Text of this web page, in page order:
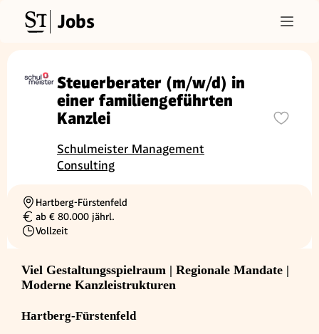
Jobs
Steuerberater (m/w/d) in
einer familiengeführten
Kanzlei
Schulmeister Management
Consulting
Ortschaft
Hartberg-Fürstenfeld
Gehalt
ab € 80.000 jährl.
Beschäftigungsart
Vollzeit
Viel Gestaltungsspielraum | Regionale Mandate |
Moderne Kanzleistrukturen
Hartberg-Fürstenfeld